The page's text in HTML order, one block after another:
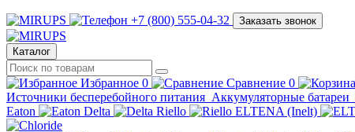
+7 (800) 555-04-32 Заказать звонок
Каталог
Избранное 0 Сравнение 0
Источники бесперебойного питания Аккумуляторные батареи
Eaton
Delta Riello ELTENA (Inelt)